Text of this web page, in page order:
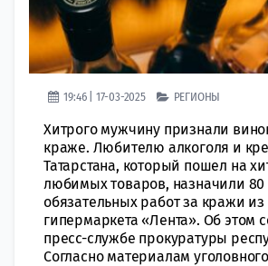
19:46 | 17-03-2025 РЕГИОНЫ
Хитрого мужчину признали
краже. Любителю алкоголя и
Татарстана, который пошел на
любимых товаров, назначили 80
обязательных работ за кражи из
гипермаркета «Лента». Об этом
пресс-службе прокуратуры
Согласно материалам